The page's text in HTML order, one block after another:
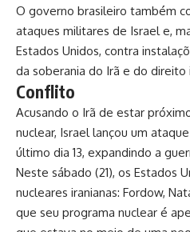
O governo brasileiro também
ataques militares de Israel e,
Estados Unidos, contra
da soberania do Irã e do direito
Conflito
Acusando o Irã de estar
nuclear, Israel lançou um
último dia 13, expandindo a
Neste sábado (21), os Estados
nucleares iranianas: Fordow,
que seu programa nuclear é